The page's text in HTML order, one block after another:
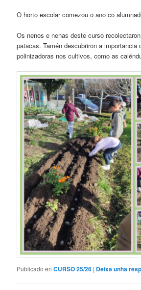
O horto escolar comezou o ano co
Os nenos e nenas deste curso
patacas. Tamén descubriron a importancia
polinizadoras nos cultivos, como as
Publicado en CURSO 25/26 | Deixa unha